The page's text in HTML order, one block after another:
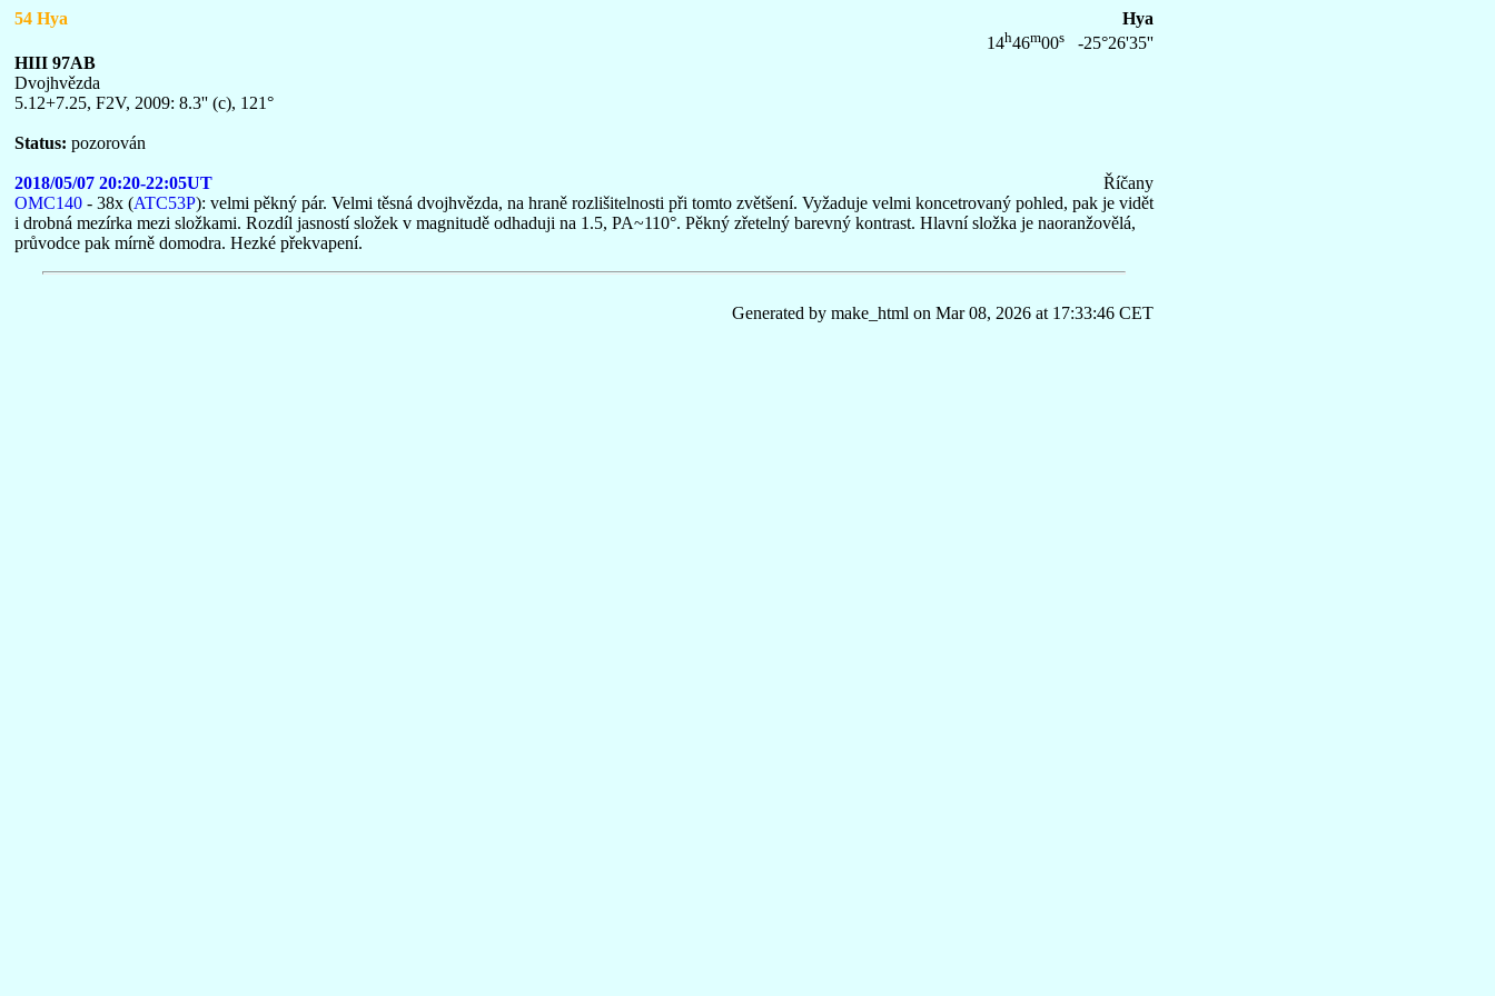
Hya
54 Hya
14h46m00s -25°26'35''
HIII 97AB
Dvojhvězda
5.12+7.25, F2V, 2009: 8.3'' (c), 121°
Status: pozorován
Říčany
2018/05/07 20:20-22:05UT
OMC140 - 38x (ATC53P): velmi pěkný pár. Velmi těsná dvojhvězda, na hraně rozlišitelnosti při tomto zvětšení. Vyžaduje velmi koncetrovaný pohled, pak je vidět
i drobná mezírka mezi složkami. Rozdíl jasností složek v magnitudě odhaduji na 1.5, PA~110°. Pěkný zřetelný barevný kontrast. Hlavní složka je naoranžovělá,
průvodce pak mírně domodra. Hezké překvapení.
Generated by make_html on Mar 08, 2026 at 17:33:46 CET